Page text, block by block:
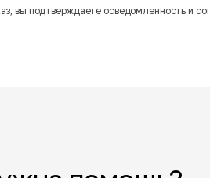
вы подтверждаете осведомленность и